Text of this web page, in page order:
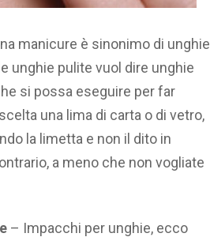
manicure è sinonimo di unghie
unghie pulite vuol dire unghie
si possa eseguire per far
una lima di carta o di vetro,
la limetta e non il dito in
a meno che non vogliate
– Impacchi per unghie, ecco